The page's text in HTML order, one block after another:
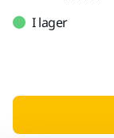
I lager